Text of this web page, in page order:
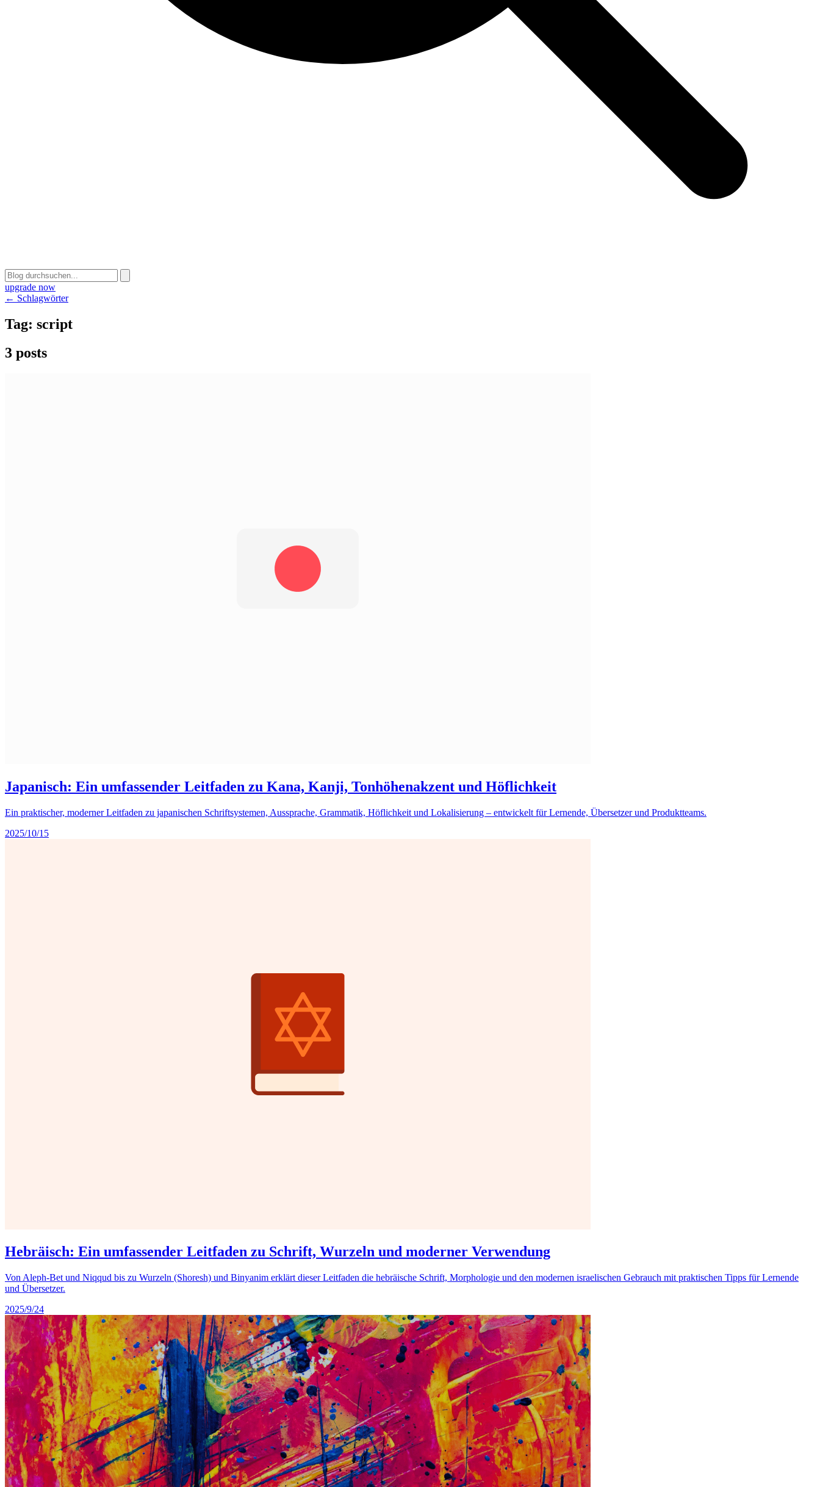
upgrade now
← Schlagwörter
Tag: script
3 posts
Japanisch: Ein umfassender Leitfaden zu Kana, Kanji, Tonhöhenakzent und Höflichkeit
Ein praktischer, moderner Leitfaden zu japanischen Schriftsystemen, Aussprache, Grammatik, Höflichkeit und Lokalisierung – entwickelt für Lernende, Übersetzer und Produktteams.
2025/10/15
Hebräisch: Ein umfassender Leitfaden zu Schrift, Wurzeln und moderner Verwendung
Von Aleph-Bet und Niqqud bis zu Wurzeln (Shoresh) und Binyanim erklärt dieser Leitfaden die hebräische Schrift, Morphologie und den modernen israelischen Gebrauch mit praktischen Tipps für Lernende
und Übersetzer.
2025/9/24